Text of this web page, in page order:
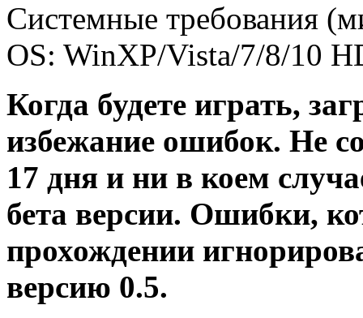
Системные требования
OS: WinXP/Vista/7/8/10
Когда будете играть,
избежание ошибок. Не
17 дня и ни в коем
бета версии. Ошибки,
прохождении
версию 0.5.